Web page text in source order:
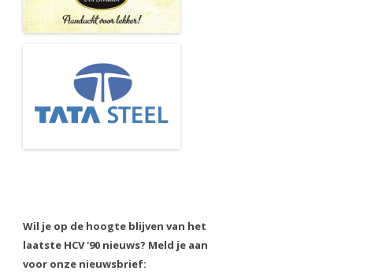
Wil je op de hoogte blijven van het
laatste HCV '90 nieuws? Meld je aan
voor onze nieuwsbrief: